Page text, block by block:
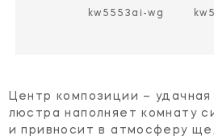
kw5553ai-wg
Центр композиции –
люстра наполняет комнату
и привносит в атмосферу